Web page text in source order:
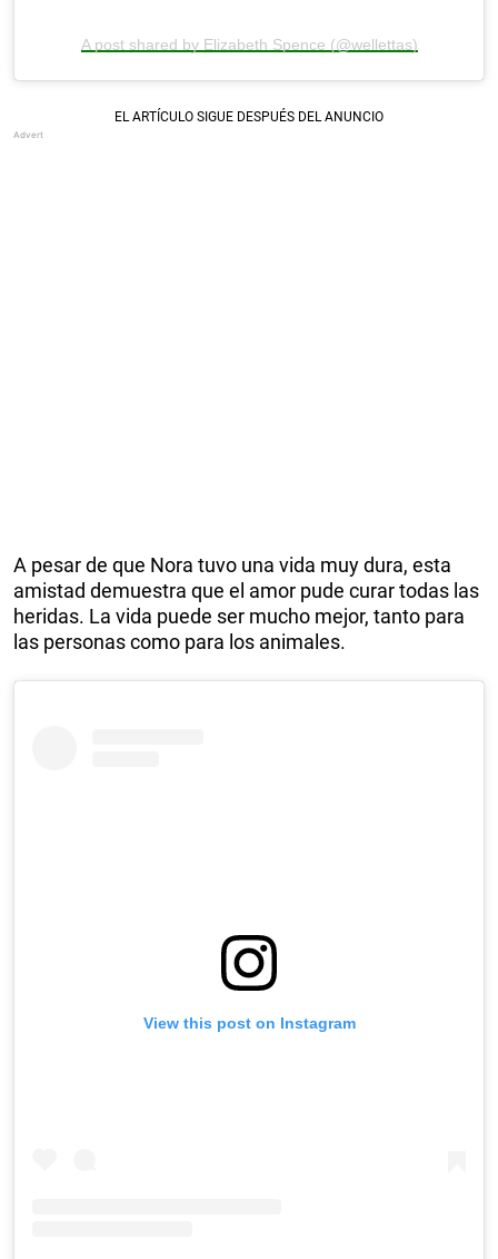
A post shared by Elizabeth Spence (@wellettas)
A pesar de que Nora tuvo una vida muy dura, esta
amistad demuestra que el amor pude curar todas las
heridas. La vida puede ser mucho mejor, tanto para
las personas como para los animales.
View this post on Instagram